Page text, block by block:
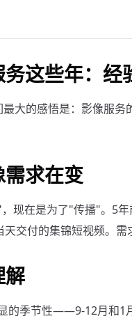
这些年：经
大的感悟是：影像服
求在变
现在是为了"传播"。5
交付的集锦短视频。需
解
的季节性——9-12月和1